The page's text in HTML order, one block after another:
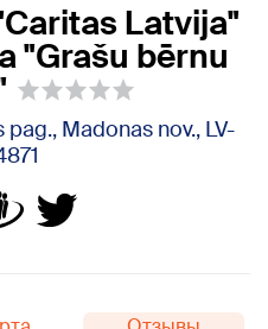
Latvija"
"Grašu bērnu
Madonas nov., LV-